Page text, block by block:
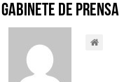
Gabinete de Prensa